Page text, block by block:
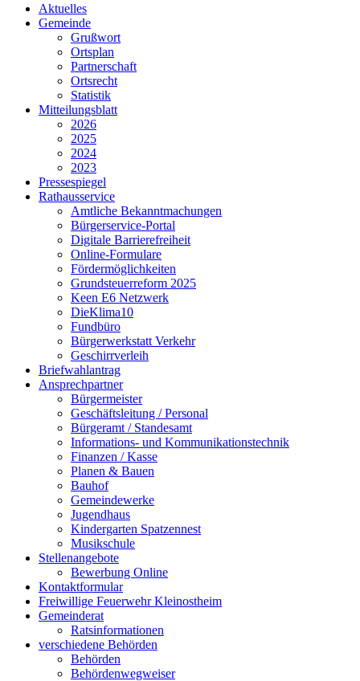
Aktuelles
Gemeinde
Grußwort
Ortsplan
Partnerschaft
Ortsrecht
Statistik
Mitteilungsblatt
2026
2025
2024
2023
Pressespiegel
Rathausservice
Amtliche Bekanntmachungen
Bürgerservice-Portal
Digitale Barrierefreiheit
Online-Formulare
Fördermöglichkeiten
Grundsteuerreform 2025
Keen E6 Netzwerk
DieKlima10
Fundbüro
Bürgerwerkstatt Verkehr
Geschirrverleih
Briefwahlantrag
Ansprechpartner
Bürgermeister
Geschäftsleitung / Personal
Bürgeramt / Standesamt
Informations- und Kommunikationstechnik
Finanzen / Kasse
Planen & Bauen
Bauhof
Gemeindewerke
Jugendhaus
Kindergarten Spatzennest
Musikschule
Stellenangebote
Bewerbung Online
Kontaktformular
Freiwillige Feuerwehr Kleinostheim
Gemeinderat
Ratsinformationen
verschiedene Behörden
Behörden
Behördenwegweiser